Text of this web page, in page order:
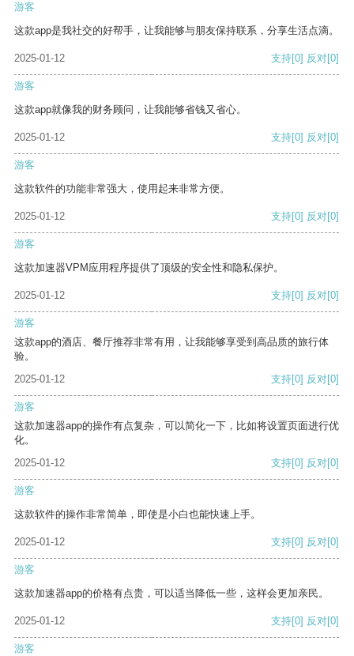
游客
这款app是我社交的好帮手，让我能够与朋友保持联系，分享生活点滴。
2025-01-12 支持[0] 反对[0]
游客
这款app就像我的财务顾问，让我能够省钱又省心。
2025-01-12 支持[0] 反对[0]
游客
这款软件的功能非常强大，使用起来非常方便。
2025-01-12 支持[0] 反对[0]
游客
这款加速器VPM应用程序提供了顶级的安全性和隐私保护。
2025-01-12 支持[0] 反对[0]
游客
这款app的酒店、餐厅推荐非常有用，让我能够享受到高品质的旅行体
验。
2025-01-12
支持[0] 反对[0]
游客
这款加速器app的操作有点复杂，可以简化一下，比如将设置页面进行优
化。
2025-01-12
支持[0] 反对[0]
游客
这款软件的操作非常简单，即使是小白也能快速上手。
2025-01-12 支持[0] 反对[0]
游客
这款加速器app的价格有点贵，可以适当降低一些，这样会更加亲民。
2025-01-12 支持[0] 反对[0]
游客